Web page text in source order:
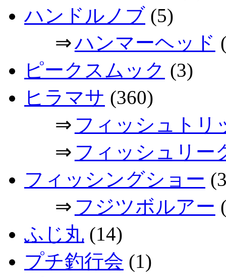
ハンドルノブ (5)
⇒ハンマーヘッド
ピークスムック (3)
ヒラマサ (360)
⇒ フィッシュトリ
⇒ フィッシュリー
フィッシングショー
⇒ フジツボルアー
ふじ丸 (14)
プチ釣行会 (1)